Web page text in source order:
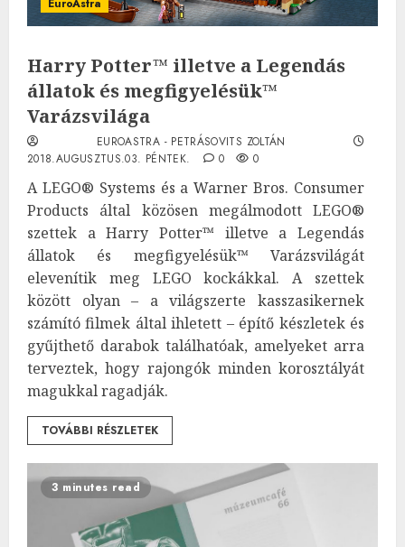
EuroAstra
Harry Potter™ illetve a Legendás
állatok és megfigyelésük™
Varázsvilága
EUROASTRA - PETRÁSOVITS ZOLTÁN
2018.AUGUSZTUS.03. PÉNTEK.
0 0
A LEGO® Systems és a Warner Bros. Consumer
Products által közösen megálmodott LEGO®
szettek a Harry Potter™ illetve a Legendás
állatok és megfigyelésük™ Varázsvilágát
elevenítik meg LEGO kockákkal. A szettek
között olyan – a világszerte kasszasikernek
számító filmek által ihletett – építő készletek és
gyűjthető darabok találhatóak, amelyeket arra
terveztek, hogy rajongók minden korosztályát
magukkal ragadják.
TOVÁBBI RÉSZLETEK
3 minutes read